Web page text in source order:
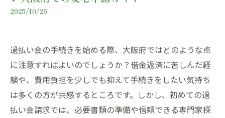
2025/10/26
過払い金の手続きを始める際、大阪府ではどのような点
に注意すればよいのでしょうか？借金返済に苦しんだ経
験や、費用負担を少しでも抑えて手続きをしたい気持ち
は多くの方が共感するところです。しかし、初めての過
払い金請求では、必要書類の準備や信頼できる専門家探